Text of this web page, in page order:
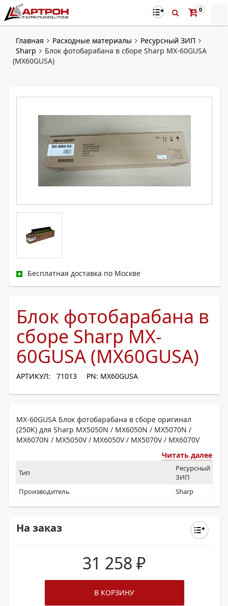
0
Главная Расходные материалы
Ресурсный ЗИП
Sharp
Блок фотобарабана в сборе Sharp MX-60GUSA
(MX60GUSA)
Бесплатная доставка по Москве
Блок фотобарабана в
сборе Sharp MX-
60GUSA (MX60GUSA)
АРТИКУЛ: 71013 PN: MX60GUSA
MX-60GUSA Блок фотобарабана в сборе оригинал
(250K) для Sharp MX5050N / MX6050N / MX5070N /
MX6070N / MX5050V / MX6050V / MX5070V / MX6070V
Читать далее
Тип
Ресурсный
ЗИП
Производитель
Sharp
На заказ
31 258 ₽
В КОРЗИНУ